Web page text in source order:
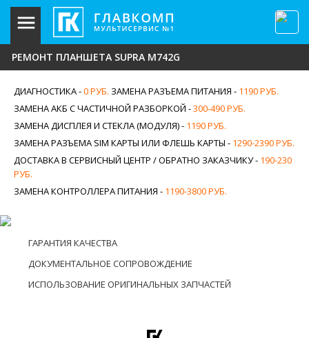
РЕМОНТ ПЛАНШЕТА SUPRA M742G
ДИАГНОСТИКА -0 РУБ. ЗАМЕНА РАЗЪЕМА ПИТАНИЯ - 1190 РУБ.
ЗАМЕНА АКБ С ЧАСТИЧНОЙ РАЗБОРКОЙ -300-490 РУБ.
ЗАМЕНА ДИСПЛЕЯ И СТЕКЛА (МОДУЛЯ) - 1190 РУБ.
ЗАМЕНА РАЗЪЕМА SIM КАРТЫ ИЛИ ФЛЕШЬ КАРТЫ - 1290-2390 РУБ.
ДОСТАВКА В СЕРВИСНЫЙ ЦЕНТР / ОБРАТНО ЗАКАЗЧИКУ - 190-230
РУБ.
ЗАМЕНА КОНТРОЛЛЕРА ПИТАНИЯ - 1190-3800 РУБ.
ГАРАНТИЯ КАЧЕСТВА
ДОКУМЕНТАЛЬНОЕ СОПРОВОЖДЕНИЕ
ИСПОЛЬЗОВАНИЕ ОРИГИНАЛЬНЫХ ЗАПЧАСТЕЙ